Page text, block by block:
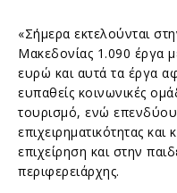
«Σήμερα εκτελούνται
Μακεδονίας 1.090 έργα
ευρώ και αυτά τα έργα
ευπαθείς κοινωνικές
τουρισμό, ενώ
επιχειρηματικότητας
επιχείρηση και στην
περιφερειάρχης.